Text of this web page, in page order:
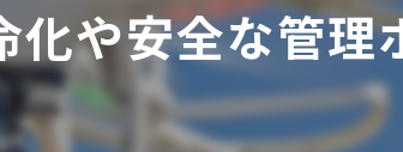
外壁
損害調査
化や安全な管理